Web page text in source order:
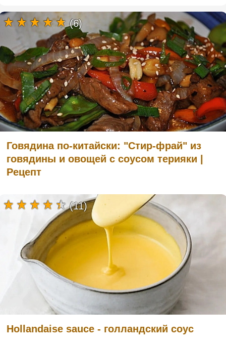
Говядина по-китайски: "Стир-фрай" из
говядины и овощей с соусом терияки |
Рецепт
(6)
Hollandaise sauce - голландский соус
(11)